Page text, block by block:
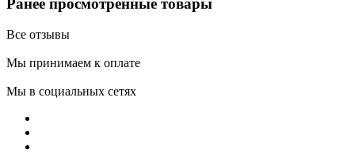
Ранее просмотренные товары
Все отзывы
Мы принимаем к оплате
Мы в социальных сетях